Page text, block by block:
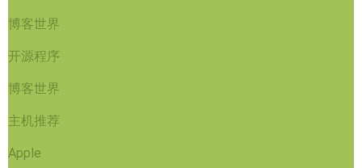
博客世界
开源程序
博客世界
主机推荐
Apple